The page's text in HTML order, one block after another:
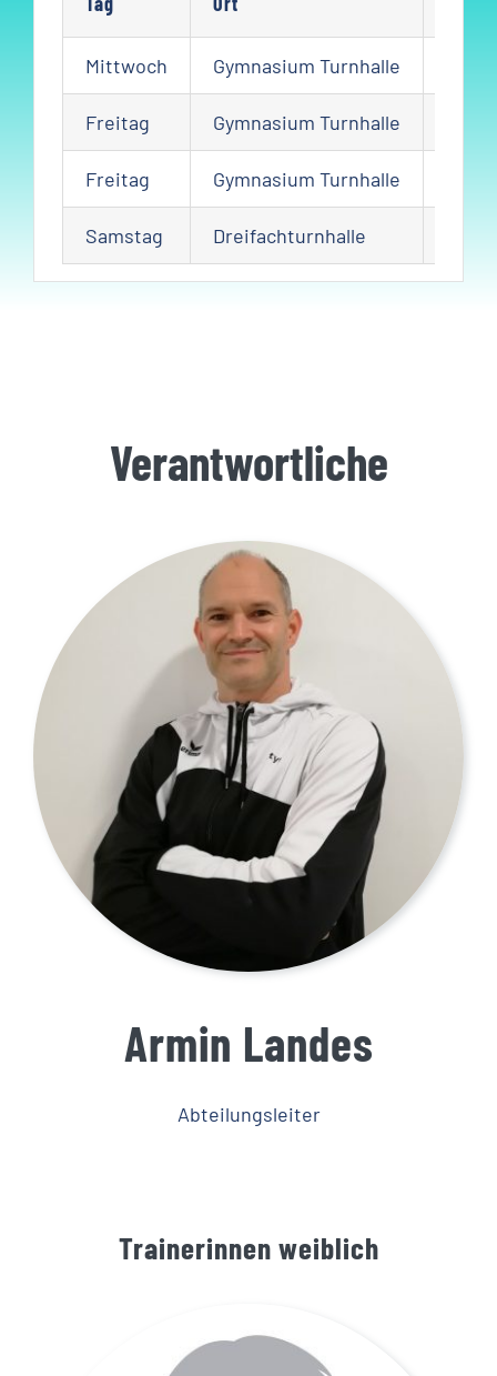
Mittwoch Gymnasium Turnhalle
Freitag Gymnasium Turnhalle
Freitag Gymnasium Turnhalle
Samstag Dreifachturnhalle
Verantwortliche
Armin Landes
Abteilungsleiter
Trainerinnen weiblich